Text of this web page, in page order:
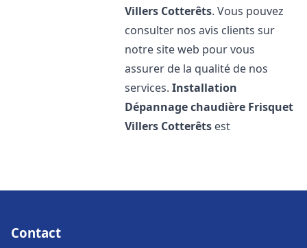
Villers Cotterêts. Vous pouvez
consulter nos avis clients sur
notre site web pour vous
assurer de la qualité de nos
services.Installation
Dépannage chaudière Frisquet
Villers Cotterêts est
Contact